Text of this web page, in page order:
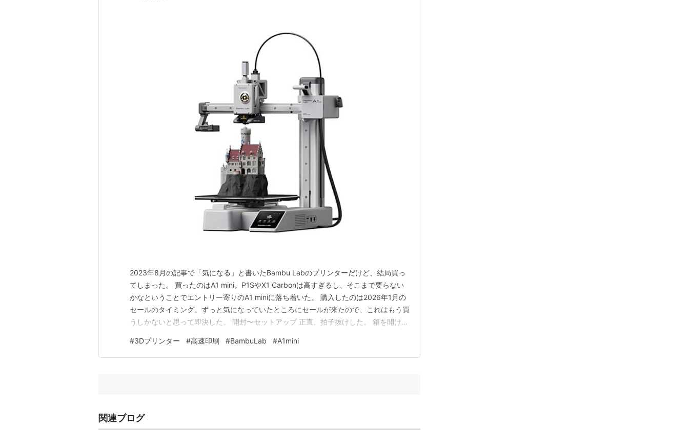
2023年8月の記事で「気になる」と書いたBambu Labのプリンターだけど、結局買っ
てしまった。 買ったのはA1 mini。P1SやX1 Carbonは高すぎるし、そこまで要らない
かなということでエントリー寄りのA1 miniに落ち着いた。 購入したのは2026年1月の
セールのタイミング。ずっと気になっていたところにセールが来たので、これはもう買
うしかないと思って即決した。 開封〜セットアップ 正直、拍子抜けした。 箱を開け
け。Ender-3 S1 Proを買ったときの苦労（ガイドベアリングの調整やらZ軸レベリン
グ…
#3Dプリンター #高速印刷 #BambuLab #A1mini
関連ブログ